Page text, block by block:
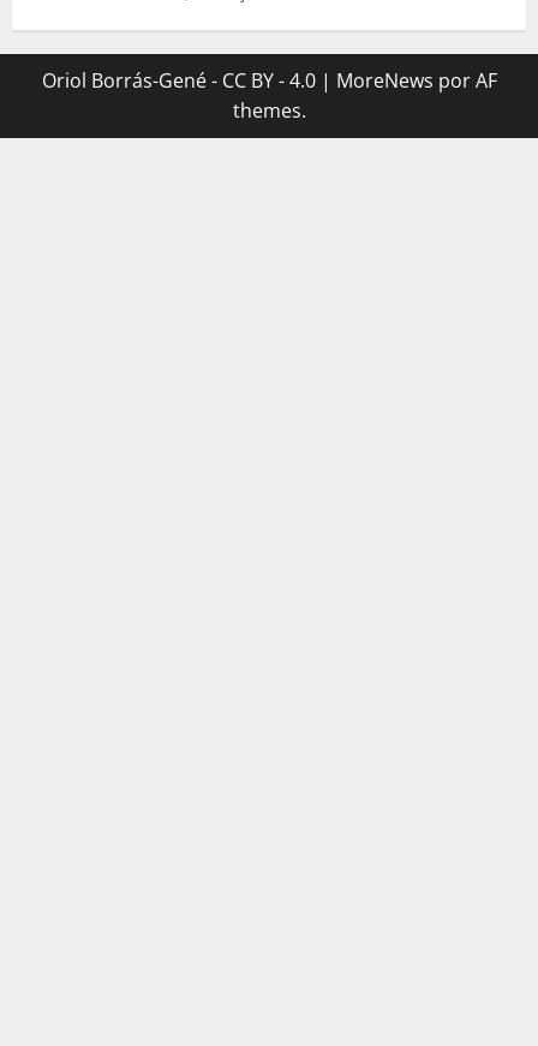
Oriol Borrás-Gené - CC BY - 4.0 | MoreNews por AF
themes.